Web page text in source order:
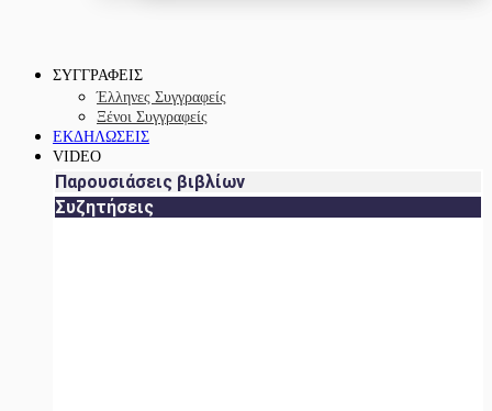
ΣΥΓΓΡΑΦΕΙΣ
Έλληνες Συγγραφείς
Ξένοι Συγγραφείς
ΕΚΔΗΛΩΣΕΙΣ
VIDEO
Παρουσιάσεις βιβλίων
Συζητήσεις